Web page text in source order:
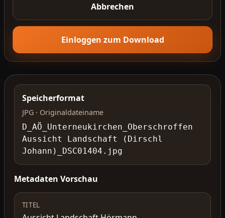
Abbrechen
Einloggen zum Download
Speicherformat
JPG · Originaldateiname
D_AÖ_Unterneukirchen_Oberschroffen
Aussicht Landschaft (Dirschl
Johann)_DSC01404.jpg
Metadaten Vorschau
TITEL